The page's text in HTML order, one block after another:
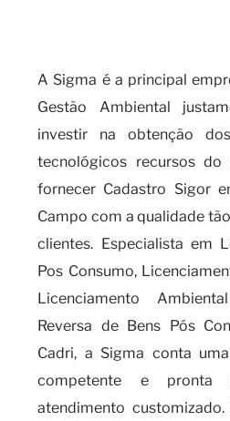
A Sigma é a principal
Gestão Ambiental
investir na obtenção
tecnológicos recursos
fornecer Cadastro Sigor
Campo com a qualidade
clientes. Especialista em
Pos Consumo,
Licenciamento
Reversa de Bens Pós
Cadri, a Sigma conta
competente e pronta
atendimento